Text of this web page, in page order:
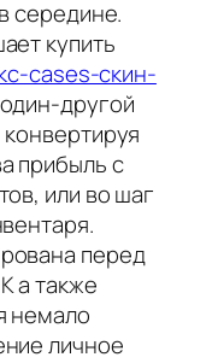
середине.
купить
cases-скин-
другой
прибыль с
или во шаг
перед
а также
немало
личное